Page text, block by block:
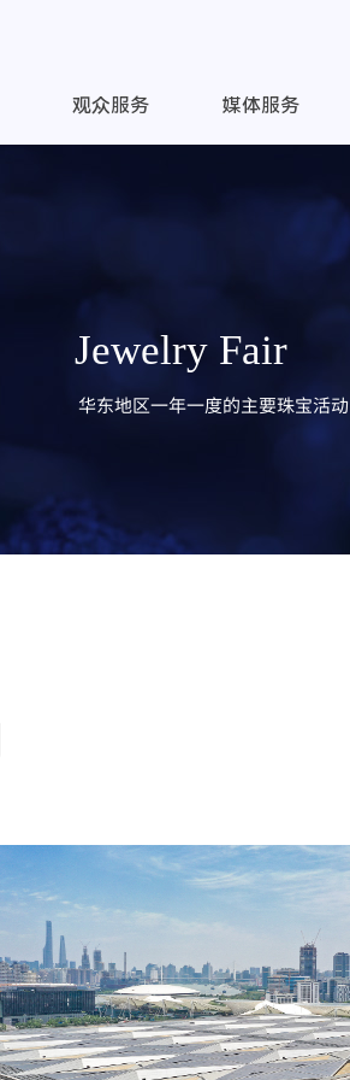
Jewelry Fair
华东地区一年一度的主要珠宝活动​
观众服务 媒体服务